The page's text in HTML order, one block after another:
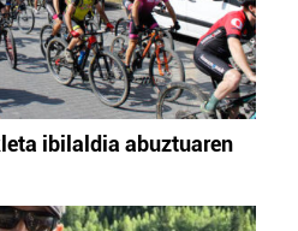
ibilaldia abuztuaren